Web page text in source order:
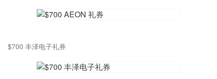
$700 丰泽电子礼券